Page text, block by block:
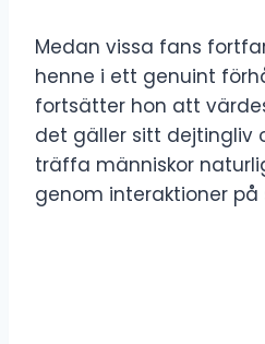
Medan vissa fans
henne i ett genuint
fortsätter hon att
det gäller sitt dejtingliv
träffa människor
genom interaktioner